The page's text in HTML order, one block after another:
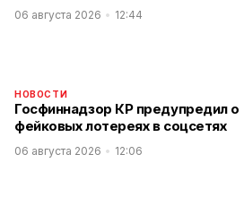
06 августа 2026 12:44
НОВОСТИ
Госфиннадзор КР предупредил о
фейковых лотереях в соцсетях
06 августа 2026 12:06